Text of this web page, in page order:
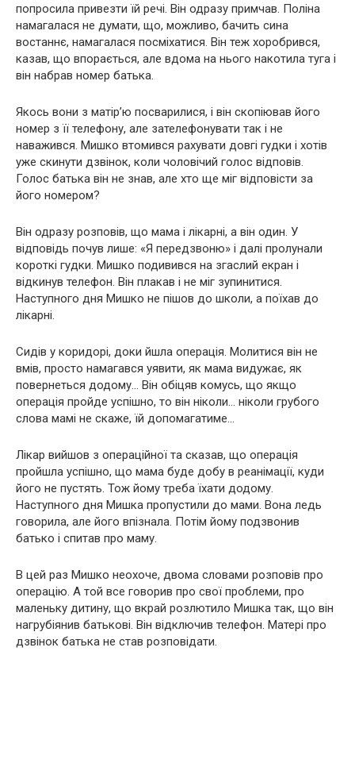
попросила привезти їй речі. Він одразу примчав. Поліна
намагалася не думати, що, можливо, бачить сина
востаннє, намагалася посміхатися. Він теж хоробрився,
казав, що впорається, але вдома на нього накотила туга і
він набрав номер батька.
Якось вони з матір’ю посварилися, і він скопіював його
номер з її телефону, але зателефонувати так і не
наважився. Мишко втомився рахувати довгі гудки і хотів
уже скинути дзвінок, коли чоловічий голос відповів.
Голос батька він не знав, але хто ще міг відповісти за
його номером?
Він одразу розповів, що мама і лікарні, а він один. У
відповідь почув лише: «Я передзвоню» і далі пролунали
короткі гудки. Мишко подивився на згаслий екран і
відкинув телефон. Він плакав і не міг зупинитися.
Наступного дня Мишко не пішов до школи, а поїхав до
лікарні.
Сидів у коридорі, доки йшла операція. Молитися він не
вмів, просто намагався уявити, як мама видужає, як
повернеться додому… Він обіцяв комусь, що якщо
операція пройде успішно, то він ніколи… ніколи грубого
слова мамі не скаже, їй допомагатиме…
Лікар вийшов з операційної та сказав, що операція
пройшла успішно, що мама буде добу в реанімації, куди
його не пустять. Тож йому треба їхати додому.
Наступного дня Мишка пропустили до мами. Вона ледь
говорила, але його впізнала. Потім йому подзвонив
батько і спитав про маму.
В цей раз Мишко неохоче, двома словами розповів про
операцію. А той все говорив про свої проблеми, про
маленьку дитину, що вкрай розлютило Мишка так, що він
нагрубіянив батькові. Він відключив телефон. Матері про
дзвінок батька не став розповідати.